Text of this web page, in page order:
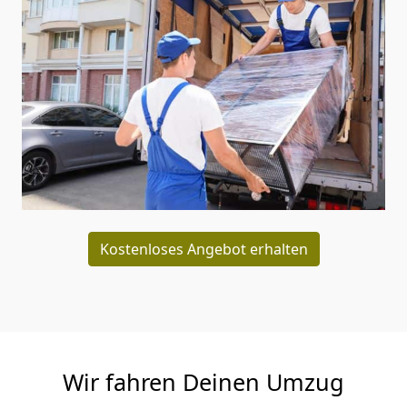
Kostenloses Angebot erhalten
Wir fahren Deinen Umzug